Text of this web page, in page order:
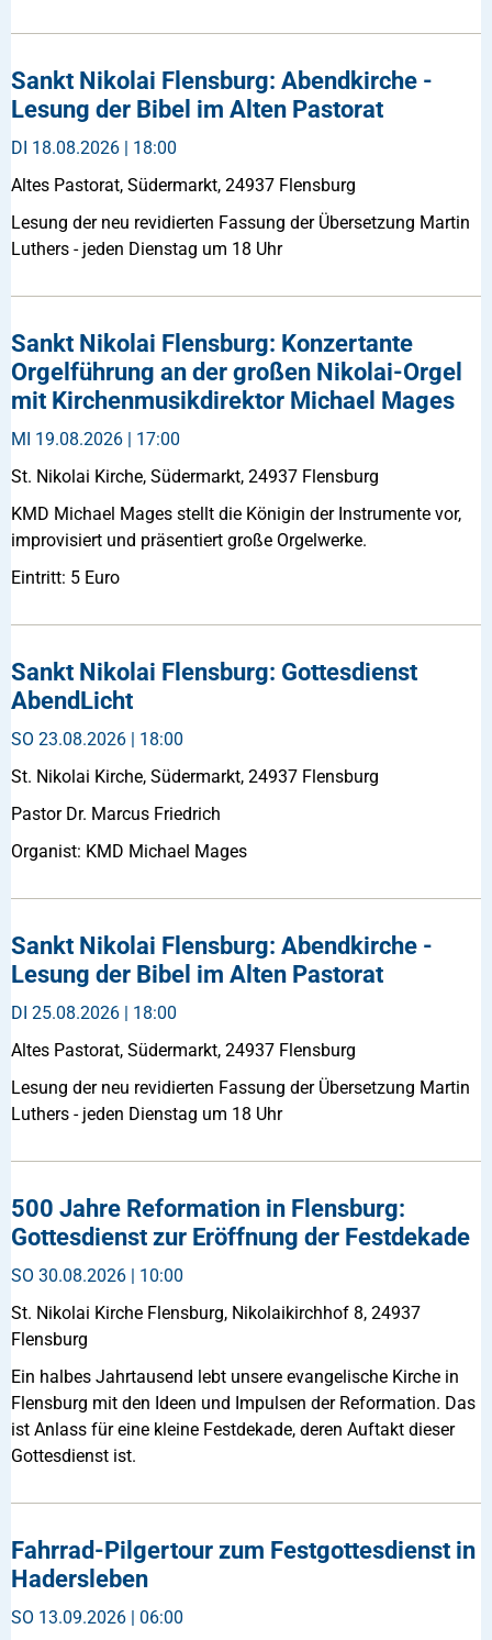
Sankt Nikolai Flensburg: Abendkirche -
Lesung der Bibel im Alten Pastorat
DI 18.08.2026 | 18:00
Altes Pastorat, Südermarkt, 24937 Flensburg
Lesung der neu revidierten Fassung der Übersetzung Martin
Luthers - jeden Dienstag um 18 Uhr
Sankt Nikolai Flensburg: Konzertante
Orgelführung an der großen Nikolai-Orgel
mit Kirchenmusikdirektor Michael Mages
MI 19.08.2026 | 17:00
St. Nikolai Kirche, Südermarkt, 24937 Flensburg
KMD Michael Mages stellt die Königin der Instrumente vor,
improvisiert und präsentiert große Orgelwerke.
Eintritt: 5 Euro
Sankt Nikolai Flensburg: Gottesdienst
AbendLicht
SO 23.08.2026 | 18:00
St. Nikolai Kirche, Südermarkt, 24937 Flensburg
Pastor Dr. Marcus Friedrich
Organist: KMD Michael Mages
Sankt Nikolai Flensburg: Abendkirche -
Lesung der Bibel im Alten Pastorat
DI 25.08.2026 | 18:00
Altes Pastorat, Südermarkt, 24937 Flensburg
Lesung der neu revidierten Fassung der Übersetzung Martin
Luthers - jeden Dienstag um 18 Uhr
500 Jahre Reformation in Flensburg:
Gottesdienst zur Eröffnung der Festdekade
SO 30.08.2026 | 10:00
St. Nikolai Kirche Flensburg, Nikolaikirchhof 8, 24937
Flensburg
Ein halbes Jahrtausend lebt unsere evangelische Kirche in
Flensburg mit den Ideen und Impulsen der Reformation. Das
ist Anlass für eine kleine Festdekade, deren Auftakt dieser
Gottesdienst ist.
Fahrrad-Pilgertour zum Festgottesdienst in
Hadersleben
SO 13.09.2026 | 06:00